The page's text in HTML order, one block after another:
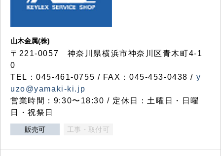
山木金属(株)
〒221-0057 神奈川県横浜市神奈川区青木町4-1
0
TEL：045-461-0755 / FAX：045-453-0438 / y
uzo@yamaki-ki.jp
営業時間：9:30〜18:30 / 定休日：土曜日・日曜
日・祝祭日
販売可 工事・取付可